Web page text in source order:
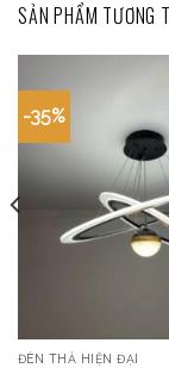
SẢN PHẨM TƯƠNG
-35%
ĐÈN THẢ HIỆN ĐẠI